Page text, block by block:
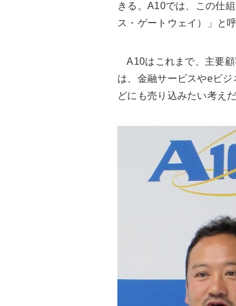
きる。A10では、この仕
ス・ゲートウェイ）」と
A10はこれまで、主要顧
は、金融サービスやeビ
どにも売り込みたい考えだ